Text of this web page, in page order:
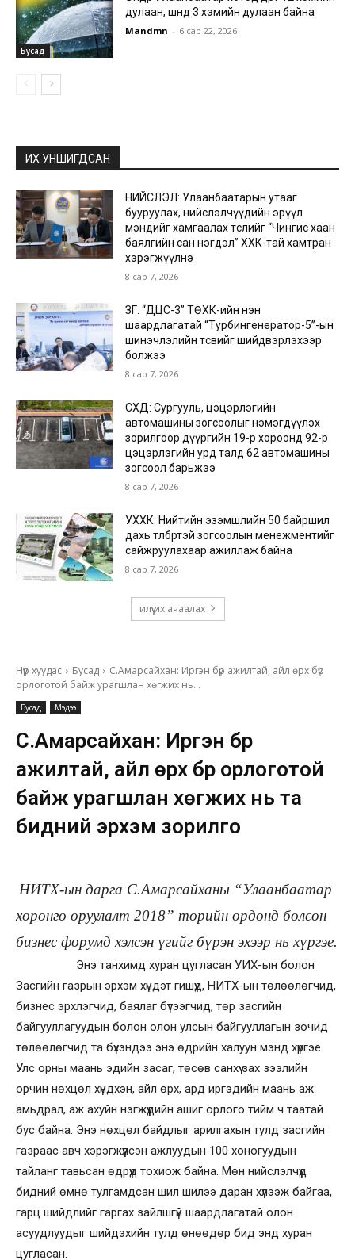
Бусад
дулаан, шөнөдөө 3 хэмийн дулаан байна
Mandmn - 6 сар 22, 2026
ИХ УНШИГДСАН
НИЙСЛЭЛ: Улаанбаатарын утааг
бууруулах, нийслэлчүүдийн эрүүл
мэндийг хамгаалах төслийг “Чингис хаан
баялгийн сан нэгдэл” ХХК-тай хамтран
хэрэгжүүлнэ
8 сар 7, 2026
ЗГ: “ДЦС-3” ТӨХК-ийн нэн
шаардлагатай “Турбингенератор-5”-ын
шинэчлэлийн төсвийг шийдвэрлэхээр
болжээ
8 сар 7, 2026
СХД: Сургууль, цэцэрлэгийн
автомашины зогсоолыг нэмэгдүүлэх
зорилгоор дүүргийн 19-р хороонд 92-р
цэцэрлэгийн урд талд 62 автомашины
зогсоол барьжээ
8 сар 7, 2026
УХХК: Нийтийн эзэмшлийн 50 байршил
дахь төлбөртэй зогсоолын менежментийг
сайжруулахаар ажиллаж байна
8 сар 7, 2026
илүү их ачаалах